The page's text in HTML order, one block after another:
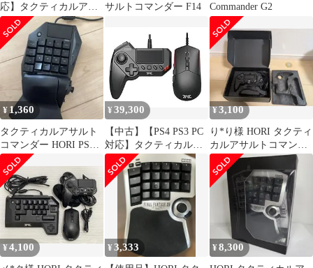
応】タクティカルアサ
ルトコマンダー M1
サルトコマンダー F14
Commander G2
¥ 1,360
タクティカルアサルト
コマンダー HORI PS4-
053/063
¥39,300
【中古】【PS4 PS3 PC
対応】タクティカルア
サルトコマンダー G1
for PS4/PS3/PC 2zzhgl6
¥3,100
り*り様 HORI タクティ
カルアサルトコマンダ
ー
¥4,100 ¥3,333 ¥8,300